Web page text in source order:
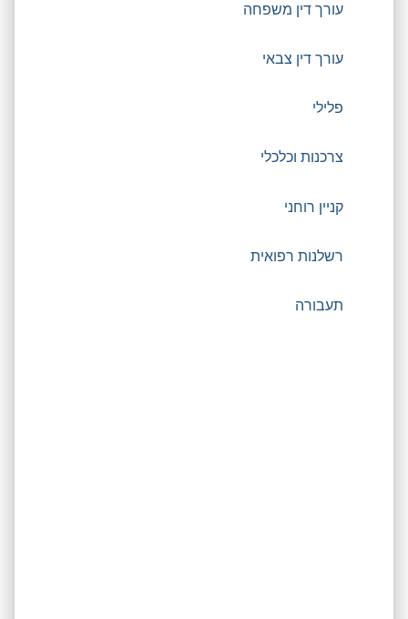
עורך דין משפחה
עורך דין צבאי
פלילי
צרכנות וכלכלי
קניין רוחני
רשלנות רפואית
תעבורה